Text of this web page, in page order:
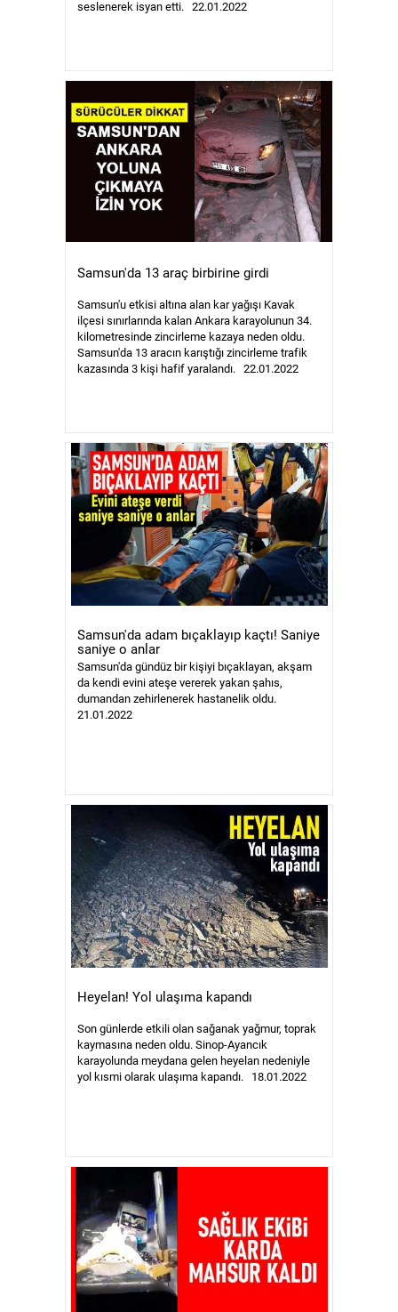
seslenerek isyan etti. 22.01.2022
Samsun'da 13 araç birbirine girdi
Samsun'u etkisi altına alan kar yağışı Kavak
ilçesi sınırlarında kalan Ankara karayolunun 34.
kilometresinde zincirleme kazaya neden oldu.
Samsun'da 13 aracın karıştığı zincirleme trafik
kazasında 3 kişi hafif yaralandı. 22.01.2022
Samsun'da adam bıçaklayıp kaçtı! Saniye
saniye o anlar
Samsun'da gündüz bir kişiyi bıçaklayan, akşam
da kendi evini ateşe vererek yakan şahıs,
dumandan zehirlenerek hastanelik oldu.
21.01.2022
Heyelan! Yol ulaşıma kapandı
Son günlerde etkili olan sağanak yağmur, toprak
kaymasına neden oldu. Sinop-Ayancık
karayolunda meydana gelen heyelan nedeniyle
yol kısmi olarak ulaşıma kapandı. 18.01.2022